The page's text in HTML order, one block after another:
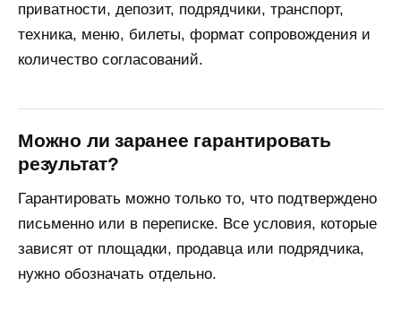
приватности, депозит, подрядчики, транспорт,
техника, меню, билеты, формат сопровождения и
количество согласований.
Можно ли заранее гарантировать
результат?
Гарантировать можно только то, что подтверждено
письменно или в переписке. Все условия, которые
зависят от площадки, продавца или подрядчика,
нужно обозначать отдельно.